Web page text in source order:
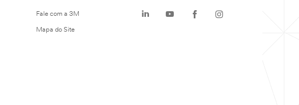
Fale com a 3M
Mapa do Site